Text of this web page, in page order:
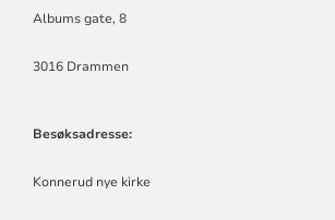
Albums gate, 8
3016 Drammen
Besøksadresse:
Konnerud nye kirke